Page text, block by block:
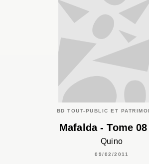
BD TOUT-PUBLIC ET
Mafalda - Tome 08
Quino
09/02/2011